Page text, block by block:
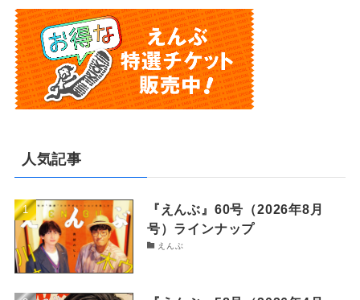
人気記事
『えんぶ』60号（2026年8月
号）ラインナップ
えんぶ